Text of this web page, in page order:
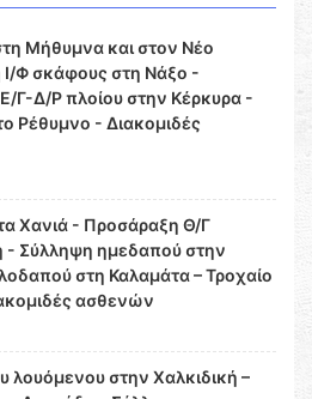
Μήθυμνα και στον Νέο
Φ σκάφους στη Νάξο -
Γ-Δ/Ρ πλοίου στην Κέρκυρα -
Ρέθυμνο - Διακομιδές
Χανιά - Προσάραξη Θ/Γ
- Σύλληψη ημεδαπού στην
στη Καλαμάτα – Τροχαίο
ασθενών
λουόμενου στην Χαλκιδική –